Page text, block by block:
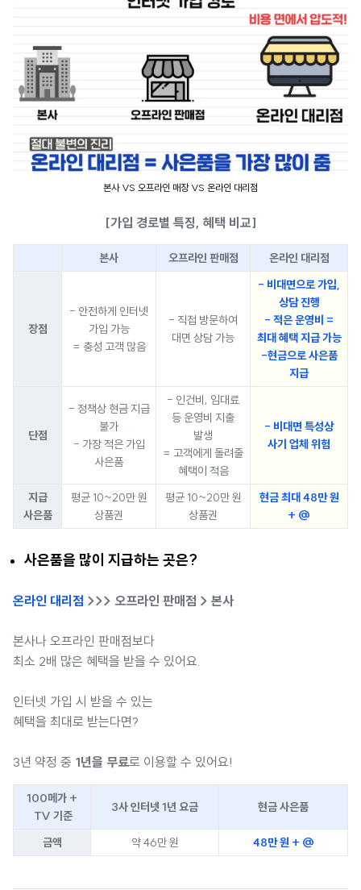
본사 VS 오프라인 매장 VS 온라인 대리점
[가입 경로별 특징, 혜택 비교]
본사 오프라인 판매점 온라인 대리점
장점
- 안전하게 인터넷
가입 가능
= 충성 고객 많음
- 직접 방문하여
대면 상담 가능
- 비대면으로 가입,
상담 진행
- 적은 운영비 =
최대 혜택 지급 가능
-현금으로 사은품
지급
단점
- 정책상 현금 지급
불가
- 가장 적은 가입
사은품
- 인건비, 임대료
등 운영비 지출
발생
= 고객에게 돌려줄
혜택이 적음
- 비대면 특성상
사기 업체 위험
지급
사은품
평균 10~20만 원
상품권
평균 10~20만 원
상품권
현금 최대 48만 원
+ @
사은품을 많이 지급하는 곳은?
온라인 대리점 >>> 오프라인 판매점 > 본사
본사나 오프라인 판매점보다
최소 2배 많은 혜택을 받을 수 있어요.
인터넷 가입 시 받을 수 있는
혜택을 최대로 받는다면?
3년 약정 중 1년을 무료로 이용할 수 있어요!
100메가 +
TV 기준
3사 인터넷 1년 요금 현금 사은품
금액 약 46만 원 48만 원 + @